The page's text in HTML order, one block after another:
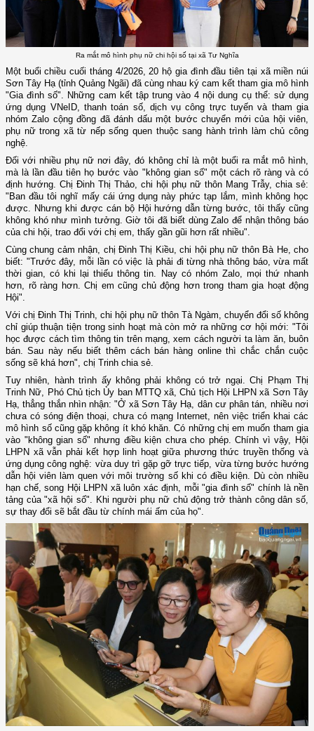
Ra mắt mô hình phụ nữ chi hội số tại xã Tư Nghĩa
Một buổi chiều cuối tháng 4/2026, 20 hộ gia đình đầu tiên tại xã miền núi
Sơn Tây Hạ (tỉnh Quảng Ngãi) đã cùng nhau ký cam kết tham gia mô hình
"Gia đình số". Những cam kết tập trung vào 4 nội dung cụ thể: sử dụng
ứng dụng VNeID, thanh toán số, dịch vụ công trực tuyến và tham gia
nhóm Zalo cộng đồng đã đánh dấu một bước chuyển mới của hội viên,
phụ nữ trong xã từ nếp sống quen thuộc sang hành trình làm chủ công
nghệ.
Đối với nhiều phụ nữ nơi đây, đó không chỉ là một buổi ra mắt mô hình,
mà là lần đầu tiên họ bước vào "không gian số" một cách rõ ràng và có
định hướng. Chị Đinh Thị Thảo, c hi hội phụ nữ thôn Mang Trẫy, chia sẻ:
"Ban đầu tôi nghĩ mấy cái ứng dụng này phức tạp lắm, mình không học
được. Nhưng khi được cán bộ Hội hướng dẫn từng bước, tôi thấy cũng
không khó như mình tưởng. Giờ tôi đã biết dùng Zalo để nhận thông báo
của chi hội, trao đổi với chị em, thấy gần gũi hơn rất nhiều".
Cùng chung cảm nhận, chị Đinh Thị Kiều,c hi hội phụ nữ thôn Bà He, cho
biết: "Trước đây, mỗi lần có việc là phải đi từng nhà thông báo, vừa mất
thời gian, có khi lại thiếu thông tin. Nay có nhóm Zalo, mọi thứ nhanh
hơn, rõ ràng hơn. Chị em cũng chủ động hơn trong tham gia hoạt động
Hội".
Với chị Đinh Thị Trinh, c hi hội phụ nữ thôn Tà Ngàm, chuyển đổi số không
chỉ giúp thuận tiện trong sinh hoạt mà còn mở ra những cơ hội mới: "Tôi
học được cách tìm thông tin trên mạng, xem cách người ta làm ăn, buôn
bán. Sau này nếu biết thêm cách bán hàng online thì chắc chắn cuộc
sống sẽ khá hơn", chị Trinh chia sẻ.
Tuy nhiên, hành trình ấy không phải không có trở ngại. Chị Phạm Thị
Trinh Nữ, Phó Chủ tịch Ủy ban MTTQ xã, Chủ tịch Hội LHPN xã Sơn Tây
Hạ, thẳng thắn nhìn nhận: "Ở xã Sơn Tây Hạ, dân cư phân tán, nhiều nơi
chưa có sóng điện thoại, chưa có mạng Internet, nên việc triển khai các
mô hình số cũng gặp không ít khó khăn. Có những chị em muốn tham gia
vào "không gian số" nhưng điều kiện chưa cho phép. Chính vì vậy, Hội
LHPN xã vẫn phải kết hợp linh hoạt giữa phương thức truyền thống và
ứng dụng công nghệ: vừa duy trì gặp gỡ trực tiếp, vừa từng bước hướng
dẫn hội viên làm quen với môi trường số khi có điều kiện. Dù còn nhiều
hạn chế, song Hội LHPN xã luôn xác định, mỗi "gia đình số" chính là nền
tảng của "xã hội số". Khi người phụ nữ chủ động trở thành công dân số,
sự thay đổi sẽ bắt đầu từ chính mái ấm của họ".